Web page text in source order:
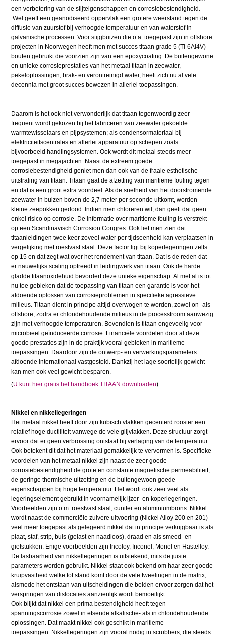
een verbetering van de slijteigenschappen en corrosiebestendigheid.
Wel geeft een geanodiseerd oppervlak een grotere weerstand tegen de
diffusie van zuurstof bij verhoogde temperatuur en van waterstof in
galvanische processen. Voor stijgbuizen die o.a. toegepast zijn in offshore
projecten in Noorwegen heeft men met succes titaan grade 5 (Ti-6Al4V)
bouten gebruikt die voorzien zijn van een epoxycoating. De buitengewone
en unieke corrosieprestaties van het metaal titaan in zeewater,
pekeloplossingen, brak- en verontreinigd water, heeft zich nu al vele
decennia met groot succes bewezen in allerlei toepassingen.
Daarom is het ook niet verwonderlijk dat titaan tegenwoordig zeer
frequent wordt gekozen bij het fabriceren van zeewater gekoelde
warmtewisselaars en pijpsystemen; als condensormateriaal bij
elektriciteitscentrales en allerlei apparatuur op schepen zoals
bijvoorbeeld handlingsystemen. Ook wordt dit metaal steeds meer
toegepast in megajachten. Naast de extreem goede
corrosiebestendigheid geniet men dan ook van de fraaie esthetische
uitstraling van titaan. Titaan gaat de afzetting van maritieme fouling tegen
en dat is een groot extra voordeel. Als de snelheid van het doorstromende
zeewater in buizen boven de 2,7 meter per seconde uitkomt, worden
kleine zeepokken gedood. Indien men chloreren wil, dan geeft dat geen
enkel risico op corrosie. De informatie over maritieme fouling is verstrekt
op een Scandinavisch Corrosion Congres. Ook liet men zien dat
titaanleidingen twee keer zoveel water per tijdseenheid kan verplaatsen in
vergelijking met roestvast staal. Deze factor ligt bij koperlegeringen zelfs
op 15 en dat zegt wat over het rendement van titaan. Dat is de reden dat
er nauwelijks scaling optreedt in leidingwerk van titaan. Ook de harde
gladde titaanoxidehuid bevordert deze unieke eigenschap. Al met al is tot
nu toe gebleken dat de toepassing van titaan een garantie is voor het
afdoende oplossen van corrosieproblemen in specifieke agressieve
milieus. Titaan dient in principe altijd overwogen te worden, zowel on- als
offshore, zodra er chloridehoudende milieus in de processtroom aanwezig
zijn met verhoogde temperaturen. Bovendien is titaan ongevoelig voor
microbieel geïnduceerde corrosie. Financiële voordelen door al deze
goede prestaties zijn in de praktijk vooral gebleken in maritieme
toepassingen. Daardoor zijn de ontwerp- en verwerkingsparameters
afdoende internationaal vastgesteld. Dankzij het lage soortelijk gewicht
kan men ook veel gewicht besparen.
(U kunt hier gratis het handboek TITAAN downloaden)
Nikkel en nikkellegeringen
Het metaal nikkel heeft door zijn kubisch vlakken gecenterd rooster een
relatief hoge ductiliteit vanwege de vele glijvlakken. Deze structuur zorgt
ervoor dat er geen verbrossing ontstaat bij verlaging van de temperatuur.
Ook betekent dit dat het materiaal gemakkelijk te vervormen is. Specifieke
voordelen van het metaal nikkel zijn naast de zeer goede
corrosiebestendigheid de grote en constante magnetische permeabiliteit,
de geringe thermische uitzetting en de buitengewoon goede
eigenschappen bij hoge temperatuur. Het wordt ook zeer veel als
legeringselement gebruikt in voornamelijk ijzer- en koperlegeringen.
Voorbeelden zijn o.m. roestvast staal, cunifer en aluminiumbrons. Nikkel
wordt naast de commerciële zuivere uitvoering (Nickel Alloy 200 en 201)
veel meer toegepast als gelegeerd nikkel dat in principe verkrijgbaar is als
plaat, staf, strip, buis (gelast en naadloos), draad en als smeed- en
gietstukken. Enige voorbeelden zijn Incoloy, Inconel, Monel en Hastelloy.
De lasbaarheid van nikkellegeringen is uitstekend, mits de juiste
parameters worden gebruikt. Nikkel staat ook bekend om haar zeer goede
kruipvastheid welke tot stand komt door de vele tweelingen in de matrix,
alsmede het ontstaan van uitscheidingen die beiden ervoor zorgen dat het
verspringen van dislocaties aanzienlijk wordt bemoeilijkt.
Ook blijkt dat nikkel een prima bestendigheid heeft tegen
spanningscorrosie zowel in etsende alkalische- als in chloridehoudende
oplossingen. Dat maakt nikkel ook geschikt in maritieme
toepassingen. Nikkellegeringen zijn vooral nodig in scrubbers, die steeds